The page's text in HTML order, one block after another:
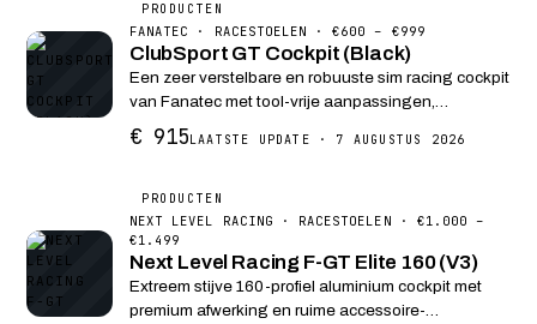
PRODUCTEN
FANATEC · RACESTOELEN · €600 – €999
ClubSport GT Cockpit (Black)
Een zeer verstelbare en robuuste sim racing cockpit
van Fanatec met tool-vrije aanpassingen,
compatibel met diverse stuurwielen, pedalen en
accessoires. Perfect voor zowel professionele als
€ 915LAATSTE UPDATE · 7 AUGUSTUS 2026
PRODUCTEN
NEXT LEVEL RACING · RACESTOELEN · €1.000 –
€1.499
Next Level Racing F-GT Elite 160 (V3)
Extreem stijve 160-profiel aluminium cockpit met
premium afwerking en ruime accessoire-